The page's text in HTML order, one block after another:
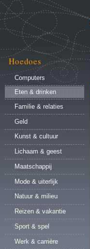
Persoonlijke
hulpmiddelen
Hoedoes
Computers
Eten & drinken
Familie & relaties
Geld
Kunst & cultuur
Lichaam & geest
Maatschappij
Mode & uiterlijk
Natuur & milieu
Reizen & vakantie
Sport & spel
Werk & carrière